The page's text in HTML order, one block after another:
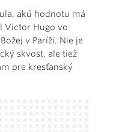
akú hodnotu má
Victor Hugo vo
v Paríži. Nie je
skvost, ale tiež
pre kresťanský